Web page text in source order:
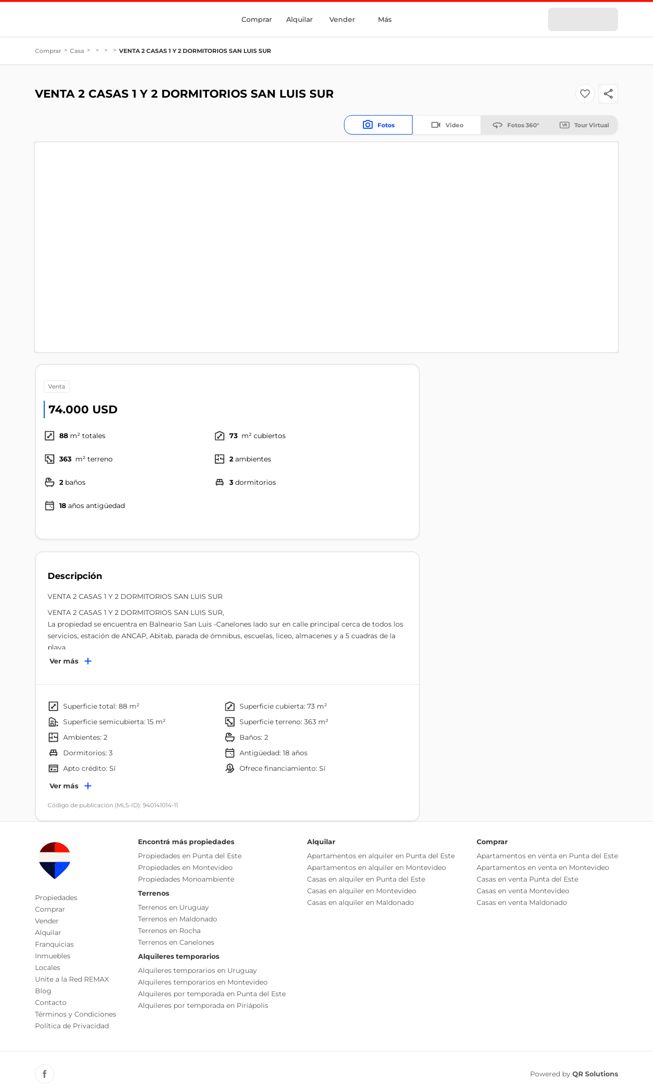
Comprar Alquilar Vender Más
Comprar > Casa > > > > VENTA 2 CASAS 1 Y 2 DORMITORIOS SAN LUIS SUR
VENTA 2 CASAS 1 Y 2 DORMITORIOS SAN LUIS SUR
Fotos Video Fotos 360° Tour Virtual
venta
74.000 USD
88 m² totales 73 m² cubiertos
363 m² terreno 2 ambientes
2 baños 3 dormitorios
18 años antigüedad
Descripción
VENTA 2 CASAS 1 Y 2 DORMITORIOS SAN LUIS SUR
VENTA 2 CASAS 1 Y 2 DORMITORIOS SAN LUIS SUR,
La propiedad se encuentra en Balneario San Luis -Canelones lado sur en calle principal cerca de todos los
servicios, estación de ANCAP, Abitab, parada de ómnibus, escuelas, liceo, almacenes y a 5 cuadras de la
playa.
Aun cuando se encuentra a metros de calle principal no genera ninguna incomodidad a la hora de buscar
viviendas cercadas y con entradas independientes.
VIVIENDA 1
Cabaña de madera de 26m2
1 baño
living - comedor con cocina integrada
VIVIENDA 2
Construcción material
2 dormitorios
1 baño
cocina integrada
SE COMPARTE CON TODOS LOS COLEGAS
Ver más
superficie total: 88 m²
superficie cubierta: 73 m²
superficie semicubierta: 15 m²
superficie terreno: 363 m²
ambientes: 2
baños: 2
dormitorios: 3
Antigüedad:18años
Apto crédito: Sí
ofrece financiamiento: Sí
Servicios
Electricidad
Internet
Dormitorio
Comedor
Jardín
Baño
Cocina/comedor
Características
Agua Potable
Ver más
Código de publicación (MLS-ID): 940141014-11
Propiedades
Comprar
Vender
Alquilar
Franquicias
Inmuebles
Locales
Unite a la Red REMAX
Blog
Contacto
Términos y Condiciones
Política de Privacidad
Encontrá más propiedades
Propiedades en Punta del Este
Propiedades en Montevideo
Propiedades Monoambiente
Terrenos
Terrenos en Uruguay
Terrenos en Maldonado
Terrenos en Rocha
Terrenos en Canelones
Alquileres temporarios
Alquileres temporarios en Uruguay
Alquileres temporarios en Montevideo
Alquileres por temporada en Punta del Este
Alquileres por temporada en Piriápolis
Alquilar
Apartamentos en alquiler en Punta del Este
Apartamentos en alquiler en Montevideo
Casas en alquiler en Punta del Este
Casas en alquiler en Montevideo
Casas en alquiler en Maldonado
Comprar
Apartamentos en venta en Punta del Este
Apartamentos en venta en Montevideo
Casas en venta Punta del Este
Casas en venta Montevideo
Casas en venta Maldonado
Powered by QR Solutions